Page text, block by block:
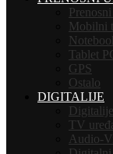
Mobilni
Tablet
GPS
Ostalo
DIGITALIJE
TV
Audio-